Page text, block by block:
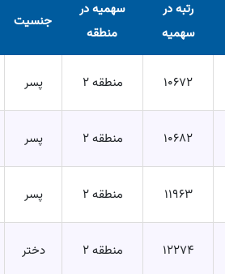
رتبه در
سهمیه
سهمیه در
منطقه
جنسیت
10672 منطقه 2 پسر
10682 منطقه 2 پسر
11963 منطقه 2 پسر
12274 منطقه 2 دختر